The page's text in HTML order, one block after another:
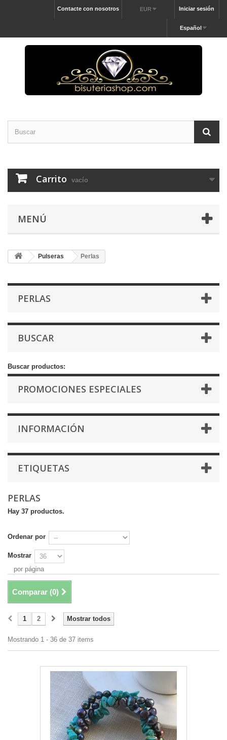
Iniciar sesión
EUR
Contacte con nosotros
Español
Carrito vacío
MENÚ
Pulseras Perlas
PERLAS
BUSCAR
Buscar productos:
PROMOCIONES ESPECIALES
INFORMACIÓN
ETIQUETAS
PERLAS
Hay 37 productos.
Ordenar por
Mostrar
por página
Comparar (0)
Mostrar todos
1 2
Mostrando 1 - 36 de 37 items